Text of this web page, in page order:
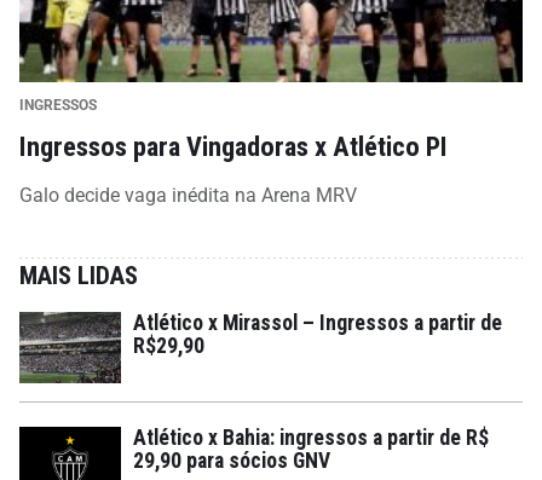
INGRESSOS
Ingressos para Vingadoras x Atlético PI
Galo decide vaga inédita na Arena MRV
MAIS LIDAS
Atlético x Mirassol – Ingressos a partir de
R$29,90
Atlético x Bahia: ingressos a partir de R$
29,90 para sócios GNV